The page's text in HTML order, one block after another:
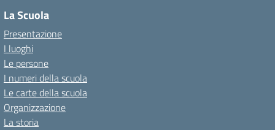
La Scuola
Presentazione
I luoghi
Le persone
I numeri della scuola
Le carte della scuola
Organizzazione
La storia